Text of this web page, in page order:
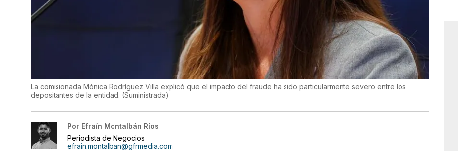
La comisionada Mónica Rodríguez Villa explicó que el impacto del fraude ha sido particularmente severo entre los
depositantes de la entidad. (Suministrada)
Por Efraín Montalbán Ríos
Periodista de Negocios
efrain.montalban@gfrmedia.com